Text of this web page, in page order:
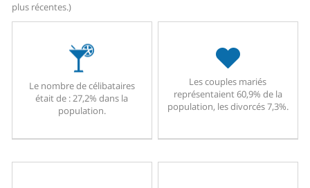
plus récentes.)
Le nombre de célibataires
était de : 27,2% dans la
population.
Les couples mariés
représentaient 60,9% de la
population, les divorcés 7,3%.